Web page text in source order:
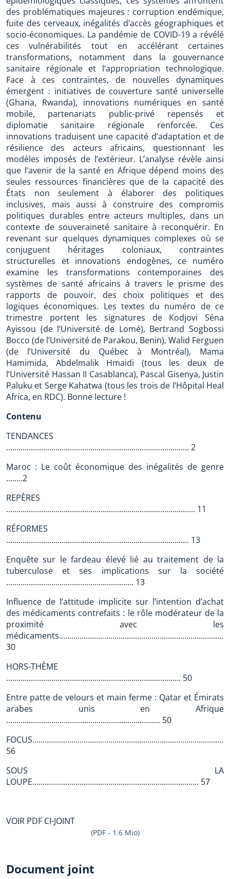
des problématiques majeures : corruption endémique,
fuite des cerveaux, inégalités d’accès géographiques et
socio-économiques. La pandémie de COVID-19 a révélé
ces vulnérabilités tout en accélérant certaines
transformations, notamment dans la gouvernance
sanitaire régionale et l’appropriation technologique.
Face à ces contraintes, de nouvelles dynamiques
émergent : initiatives de couverture santé universelle
(Ghana, Rwanda), innovations numériques en santé
mobile, partenariats public-privé repensés et
diplomatie sanitaire régionale renforcée. Ces
innovations traduisent une capacité d’adaptation et de
résilience des acteurs africains, questionnant les
modèles imposés de l’extérieur. L’analyse révèle ainsi
que l’avenir de la santé en Afrique dépend moins des
seules ressources financières que de la capacité des
États non seulement à élaborer des politiques
inclusives, mais aussi à construire des compromis
politiques durables entre acteurs multiples, dans un
contexte de souveraineté sanitaire à reconquérir. En
revenant sur quelques dynamiques complexes où se
conjuguent héritages coloniaux, contraintes
structurelles et innovations endogènes, ce numéro
examine les transformations contemporaines des
systèmes de santé africains à travers le prisme des
rapports de pouvoir, des choix politiques et des
logiques économiques. Les textes du numéro de ce
trimestre portent les signatures de Kodjovi Séna
Ayissou (de l’Université de Lomé), Bertrand Sogbossi
Bocco (de l’Université de Parakou, Benin), Walid Ferguen
(de l’Université du Québec à Montréal), Mama
Hamimida, Abdelmalik Hmaidi (tous les deux de
l’Université Hassan II Casablanca), Pascal Gisenya, Justin
Paluku et Serge Kahatwa (tous les trois de l’Hôpital Heal
Africa, en RDC). Bonne lecture !
Contenu
TENDANCES
......................................................................................... 2
Maroc : Le coût économique des inégalités de genre
........2
REPÈRES
............................................................................................ 11
RÉFORMES
......................................................................................... 13
Enquête sur le fardeau élevé lié au traitement de la
tuberculose et ses implications sur la société
.............................................................. 13
Influence de l’attitude implicite sur l’intention d’achat
des médicaments contrefaits : le rôle modérateur de la
proximité avec les
médicaments...................................................................................
30
HORS-THÈME
..................................................................................... 50
Entre patte de velours et main ferme : Qatar et Émirats
arabes unis en Afrique
........................................................................... 50
56
SOUS LA
LOUPE................................................................................. 57
VOIR PDF CI-JOINT
(PDF - 1.6 Mio)
Document joint